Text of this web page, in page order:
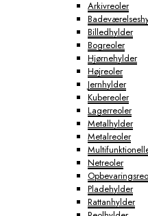
Arkivreoler
Billedhylder
Bogreoler
Hjørnehylder
Højreoler
Jernhylder
Kubereoler
Lagerreoler
Metalhylder
Metalreoler
Netreoler
Pladehylder
Rattanhylder